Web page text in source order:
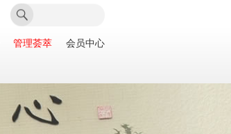
管理荟萃 会员中心